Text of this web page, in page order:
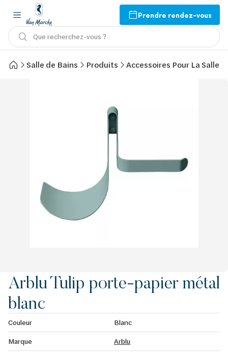
Prendre rendez-vous
Que recherchez-vous ?
Salle de Bains Produits Accessoires Pour La Salle
Arblu Tulip porte-papier métal
blanc
Couleur
Blanc
Marque
Arblu